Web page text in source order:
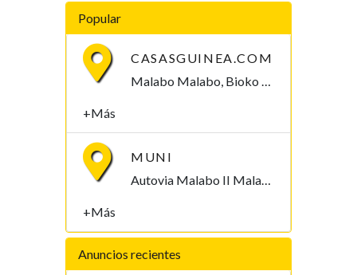
Popular
CASASGUINEA.COM
Malabo Malabo, Bioko Norte , Guinea Ecuatorial
+Más
MUNI
Autovia Malabo II Malabo, Bioko Norte , Guinea Ecuatorial
+Más
Anuncios recientes